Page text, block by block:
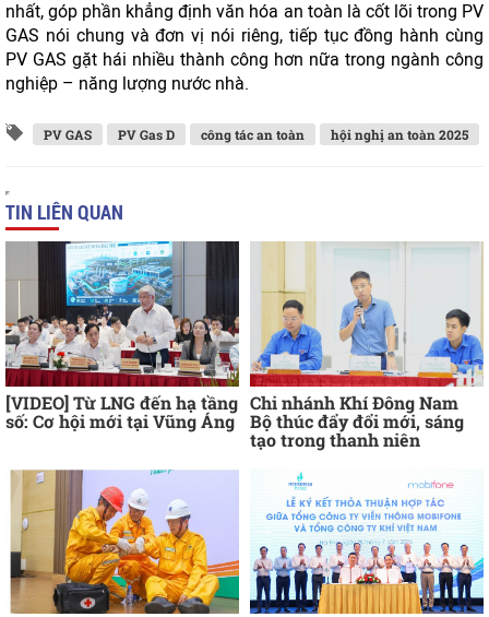
nhất, góp phần khẳng định văn hóa an toàn là cốt lõi trong PV
GAS nói chung và đơn vị nói riêng, tiếp tục đồng hành cùng
PV GAS gặt hái nhiều thành công hơn nữa trong ngành công
nghiệp – năng lượng nước nhà.
PV GAS PV Gas D công tác an toàn hội nghị an toàn 2025
TIN LIÊN QUAN
[VIDEO] Từ LNG đến hạ tầng
số: Cơ hội mới tại Vũng Áng
Chi nhánh Khí Đông Nam
Bộ thúc đẩy đổi mới, sáng
tạo trong thanh niên